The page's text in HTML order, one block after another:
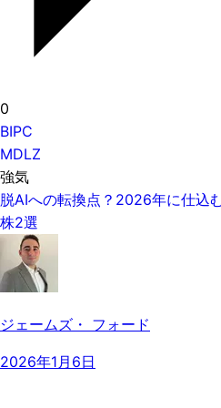
0
BIPC
MDLZ
強気
脱AIへの転換点？2026年に仕込
株2選
ジェームズ・ フォード
2026年1月6日